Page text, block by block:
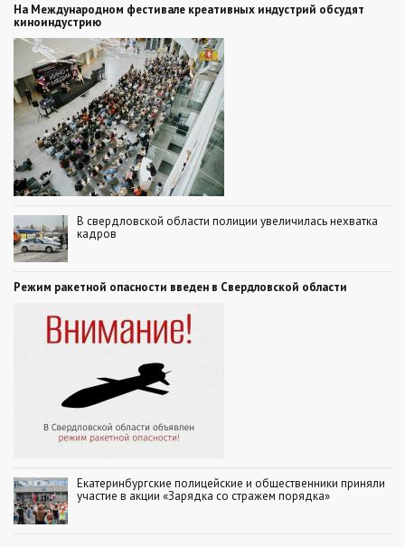
На Международном фестивале креативных индустрий обсудят
киноиндустрию
В свердловской области полиции увеличилась нехватка
кадров
Режим ракетной опасности введен в Свердловской области
Екатеринбургские полицейские и общественники приняли
участие в акции «Зарядка со стражем порядка»